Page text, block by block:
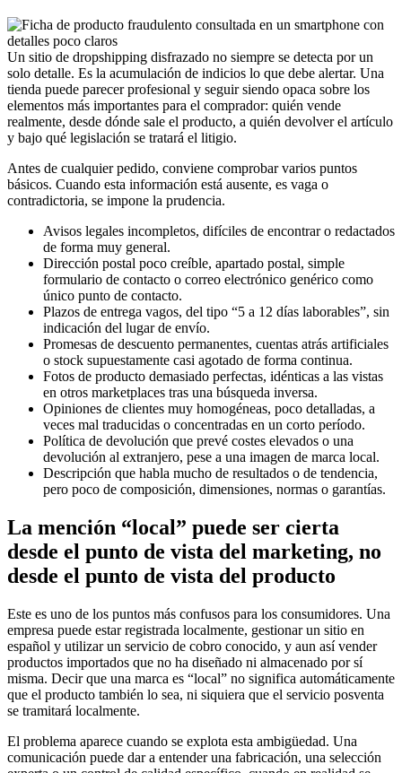
Un sitio de dropshipping disfrazado no siempre se detecta por un
solo detalle. Es la acumulación de indicios lo que debe alertar. Una
tienda puede parecer profesional y seguir siendo opaca sobre los
elementos más importantes para el comprador: quién vende
realmente, desde dónde sale el producto, a quién devolver el artículo
y bajo qué legislación se tratará el litigio.
Antes de cualquier pedido, conviene comprobar varios puntos
básicos. Cuando esta información está ausente, es vaga o
contradictoria, se impone la prudencia.
Avisos legales incompletos, difíciles de encontrar o redactados
de forma muy general.
Dirección postal poco creíble, apartado postal, simple
formulario de contacto o correo electrónico genérico como
único punto de contacto.
Plazos de entrega vagos, del tipo “5 a 12 días laborables”, sin
indicación del lugar de envío.
Promesas de descuento permanentes, cuentas atrás artificiales
o stock supuestamente casi agotado de forma continua.
Fotos de producto demasiado perfectas, idénticas a las vistas
en otros marketplaces tras una búsqueda inversa.
Opiniones de clientes muy homogéneas, poco detalladas, a
veces mal traducidas o concentradas en un corto período.
Política de devolución que prevé costes elevados o una
devolución al extranjero, pese a una imagen de marca local.
Descripción que habla mucho de resultados o de tendencia,
pero poco de composición, dimensiones, normas o garantías.
La mención “local” puede ser cierta
desde el punto de vista del marketing, no
desde el punto de vista del producto
Este es uno de los puntos más confusos para los consumidores. Una
empresa puede estar registrada localmente, gestionar un sitio en
español y utilizar un servicio de cobro conocido, y aun así vender
productos importados que no ha diseñado ni almacenado por sí
misma. Decir que una marca es “local” no significa automáticamente
que el producto también lo sea, ni siquiera que el servicio posventa
se tramitará localmente.
El problema aparece cuando se explota esta ambigüedad. Una
comunicación puede dar a entender una fabricación, una selección